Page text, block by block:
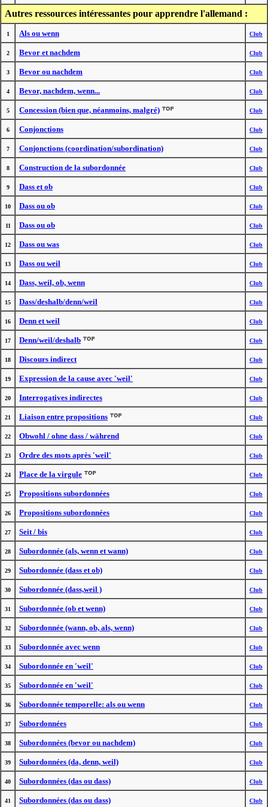
Autres ressources intéressantes pour apprendre l'allemand :
1 Als ou wenn Club
2 Bevor et nachdem Club
3 Bevor ou nachdem Club
4 Bevor, nachdem, wenn... Club
5 Concession (bien que, néanmoins, malgré) Club
6 Conjonctions Club
7 Conjonctions (coordination/subordination) Club
8 Construction de la subordonnée Club
9 Dass et ob Club
10 Dass ou ob Club
11 Dass ou ob Club
12 Dass ou was Club
13 Dass ou weil Club
14 Dass, weil, ob, wenn Club
15 Dass/deshalb/denn/weil Club
16 Denn et weil Club
17 Denn/weil/deshalb Club
18 Discours indirect Club
19 Expression de la cause avec 'weil' Club
20 Interrogatives indirectes Club
21 Liaison entre propositions Club
22 Obwohl / ohne dass / während Club
23 Ordre des mots après 'weil' Club
24 Place de la virgule Club
25 Propositions subordonnées Club
26 Propositions subordonnées Club
27 Seit / bis Club
28 Subordonnée (als, wenn et wann) Club
29 Subordonnée (dass et ob) Club
30 Subordonnée (dass,weil ) Club
31 Subordonnée (ob et wenn) Club
32 Subordonnée (wann, ob, als, wenn) Club
33 Subordonnée avec wenn Club
34 Subordonnée en 'weil' Club
35 Subordonnée en 'weil' Club
36 Subordonnée temporelle: als ou wenn Club
37 Subordonnées Club
38 Subordonnées (bevor ou nachdem) Club
39 Subordonnées (da, denn, weil) Club
40 Subordonnées (das ou dass) Club
41 Subordonnées (das ou dass) Club